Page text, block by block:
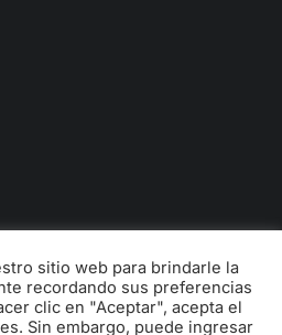
sitio web para brindarle la
recordando sus preferencias
clic en "Aceptar", acepta el
Sin embargo, puede ingresar